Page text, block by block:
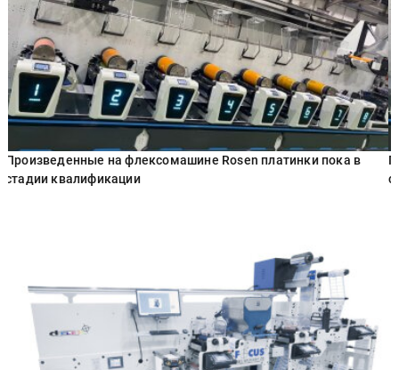
Произведенные на флексомашине Rosen платинки пока в
стадии квалификации